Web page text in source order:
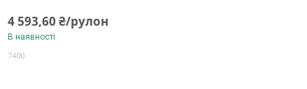
4 593,60 ₴/рулон
В наявності
7400